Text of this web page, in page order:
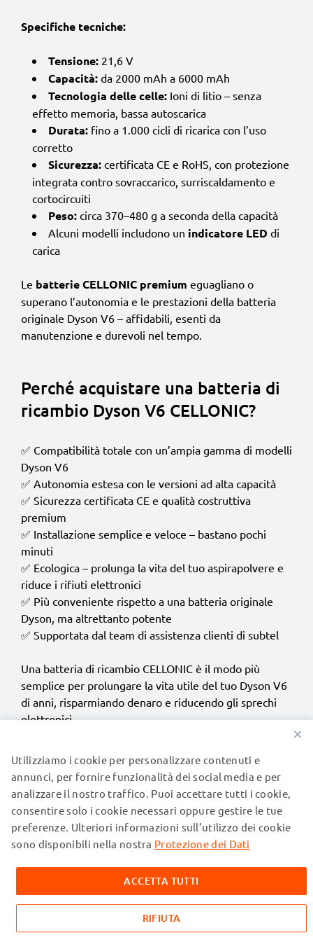
Specifiche tecniche:
Tensione: 21,6 V
Capacità: da 2000 mAh a 6000 mAh
Tecnologia delle celle: Ioni di litio – senza
effetto memoria, bassa autoscarica
Durata: fino a 1.000 cicli di ricarica con l’uso
corretto
Sicurezza: certificata CE e RoHS, con protezione
integrata contro sovraccarico, surriscaldamento e
cortocircuiti
Peso: circa 370–480 g a seconda della capacità
Alcuni modelli includono un indicatore LED di
carica
Le batterie CELLONIC premium eguagliano o
superano l’autonomia e le prestazioni della batteria
originale Dyson V6 – affidabili, esenti da
manutenzione e durevoli nel tempo.
Perché acquistare una batteria di
ricambio Dyson V6 CELLONIC?
✅ Compatibilità totale con un’ampia gamma di modelli
Dyson V6
✅ Autonomia estesa con le versioni ad alta capacità
✅ Sicurezza certificata CE e qualità costruttiva
premium
✅ Installazione semplice e veloce – bastano pochi
minuti
✅ Ecologica – prolunga la vita del tuo aspirapolvere e
riduce i rifiuti elettronici
✅ Più conveniente rispetto a una batteria originale
Dyson, ma altrettanto potente
✅ Supportata dal team di assistenza clienti di subtel
Una batteria di ricambio CELLONIC è il modo più
semplice per prolungare la vita utile del tuo Dyson V6
di anni, risparmiando denaro e riducendo gli sprechi
elettronici.
Ordina la tua batteria compatibile Dyson V6
direttamente su subtel con consegna in 2–4 giorni
lavorativi, 30 giorni soddisfatti o rimborsati e 36 mesi
Sostituire la batteria del tuo Dyson V6 è rapido e